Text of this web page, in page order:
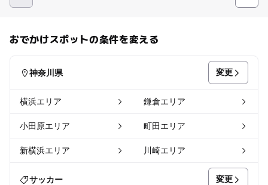
おでかけスポットの条件を変える
神奈川県 変更
横浜エリア 鎌倉エリア
小田原エリア 町田エリア
新横浜エリア 川崎エリア
サッカー 変更